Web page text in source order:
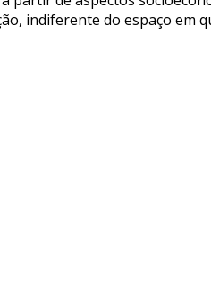
indiferente do espaço em